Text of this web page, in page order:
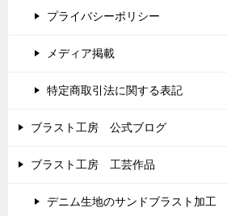
プライバシーポリシー
メディア掲載
特定商取引法に関する表記
ブラスト工房 公式ブログ
ブラスト工房 工芸作品
デニム生地のサンドブラスト加工